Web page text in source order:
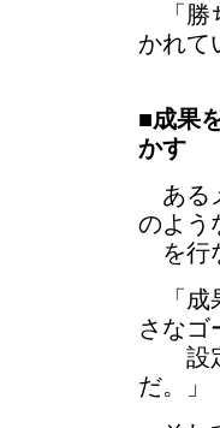
「勝
かれて
■成果
かす
ある
のよう
を行
「成
さなゴ
設定
だ。」